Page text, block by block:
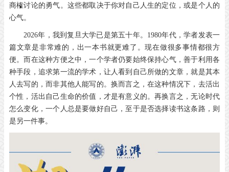
商榷讨论的勇气。这些都取决于你对自己人生的定位，或是个人的
心气。
2026年，我到复旦大学已是第五十年。 1980年代，学者发表一
篇文章是非常难的，出一本书就更难了。现在做很多事情都很方
便。而在这种方便之中，一个学者仍要始终保持心气，善于利用各
种手段，追求第一流的学术，让人看到自己所做的文章，就是其本
人去写的，而非其他人能写的。换而言之，在这种情况下，去活出
个性，活出自己生命的价值，才是有意义的。再换言之，无论时代
怎么变化，一个人总是要做好自己，至于是否选择读书这条路，则
是另一件事。